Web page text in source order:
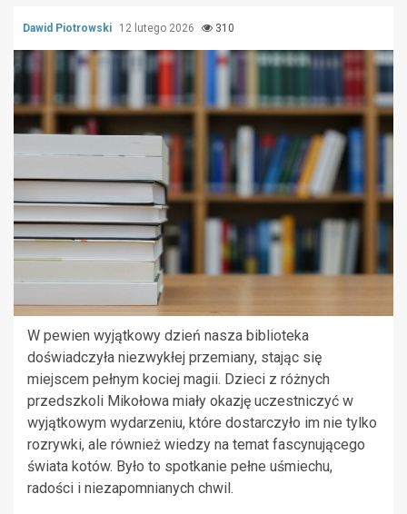
Dawid Piotrowski 12 lutego 2026 310
W pewien wyjątkowy dzień nasza biblioteka
doświadczyła niezwykłej przemiany, stając się
miejscem pełnym kociej magii. Dzieci z różnych
przedszkoli Mikołowa miały okazję uczestniczyć w
wyjątkowym wydarzeniu, które dostarczyło im nie tylko
rozrywki, ale również wiedzy na temat fascynującego
świata kotów. Było to spotkanie pełne uśmiechu,
radości i niezapomnianych chwil.